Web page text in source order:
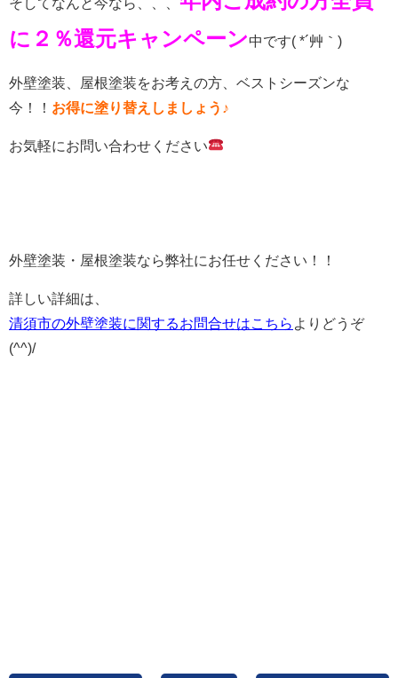
に２％還元キャンペーン中です( *´艸｀)
外壁塗装、屋根塗装をお考えの方、ベストシーズンな
今！！ お得に塗り替えしましょう♪
お気軽にお問い合わせください
外壁塗装・屋根塗装なら弊社にお任せください！！
詳しい詳細は、
清須市の外壁塗装に関するお問合せはこちら よりどうぞ
(^^)/